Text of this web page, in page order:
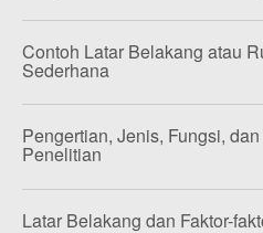
Contoh Latar Belakang atau
Sederhana
Pengertian, Jenis, Fungsi,
Penelitian
Latar Belakang dan Faktor-